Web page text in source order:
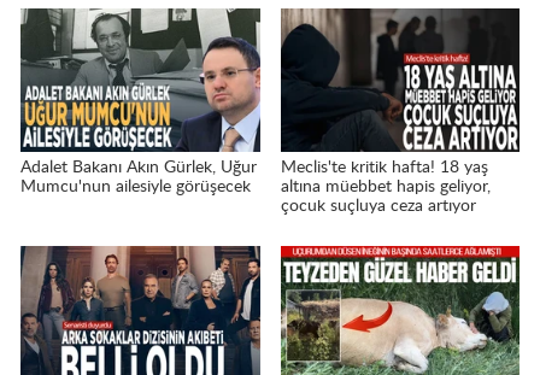
Adalet Bakanı Akın Gürlek, Uğur
Mumcu'nun ailesiyle görüşecek
Meclis'te kritik hafta! 18 yaş
altına müebbet hapis geliyor,
çocuk suçluya ceza artıyor